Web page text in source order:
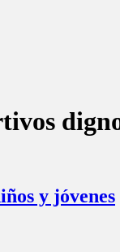
y jóvenes